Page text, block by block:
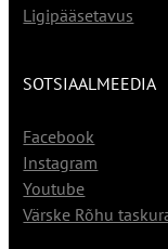
Ligipääsetavus
SOTSIAALMEEDIA
Facebook
Instagram
Youtube
Värske Rõhu